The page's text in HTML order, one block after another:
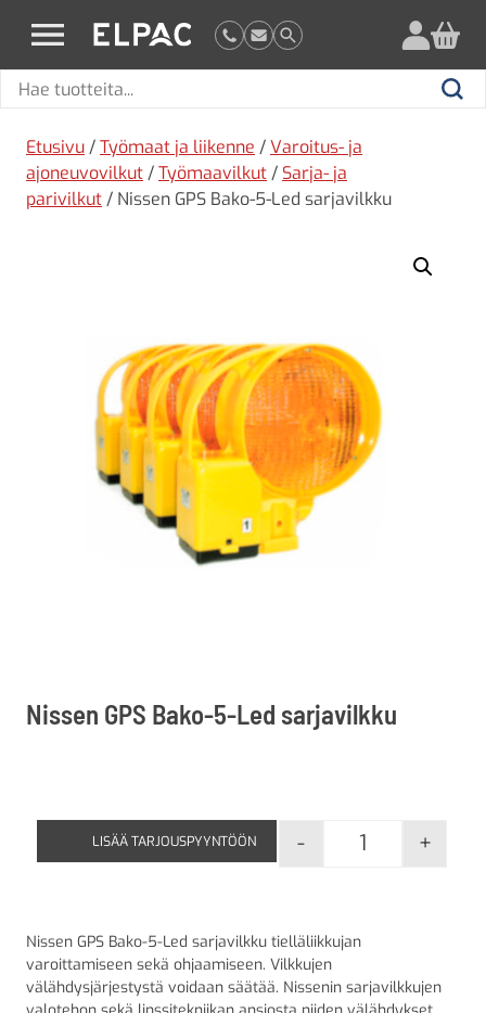
elpac.fi
Hae
Hae
Etusivu /Työmaat ja liikenne /Varoitus- ja
ajoneuvovilkut /Työmaavilkut / Sarja- ja
parivilkut / Nissen GPS Bako-5-Led sarjavilkku
Nissen GPS Bako-5-Led sarjavilkku
Nissen GPS
- +
LISÄÄ TARJOUSPYYNTÖÖN
Nissen GPS Bako-5-Led sarjavilkku tielläliikkujan
varoittamiseen sekä ohjaamiseen. Vilkkujen
välähdysjärjestystä voidaan säätää. Nissenin sarjavilkkujen